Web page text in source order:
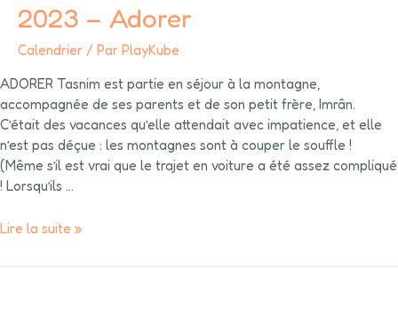
2023 – Adorer
Calendrier / Par PlayKube
ADORER Tasnim est partie en séjour à la montagne,
accompagnée de ses parents et de son petit frère, Imrân.
C’était des vacances qu’elle attendait avec impatience, et elle
n’est pas déçue : les montagnes sont à couper le souffle !
(Même s’il est vrai que le trajet en voiture a été assez compliqué
! Lorsqu’ils …
Lire la suite »